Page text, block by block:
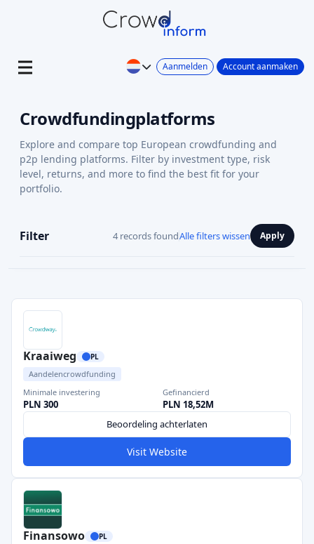
Aanmelden Account aanmaken
Crowdfundingplatforms
Explore and compare top European crowdfunding and
p2p lending platforms. Filter by investment type, risk
level, returns, and more to find the best fit for your
portfolio.
Filter 4 records foundAlle filters wissen Apply
Kraaiweg PL
Aandelencrowdfunding
Minimale investering
PLN 300
Gefinancierd
PLN 18,52M
Beoordeling achterlaten
Visit Website
Finansowo PL